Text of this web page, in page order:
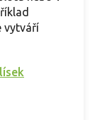
vytváří